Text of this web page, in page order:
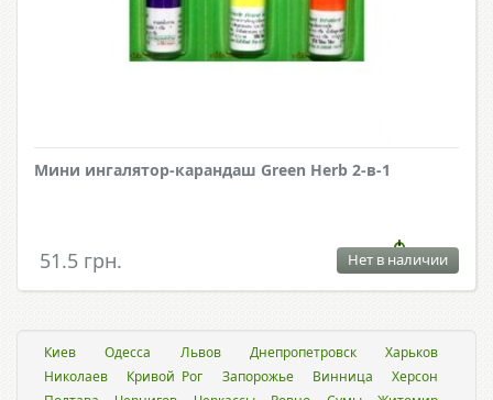
Мини ингалятор-карандаш Green Herb 2-в-1
51.5 грн. Нет в наличии
Киев Одесса Львов Днепропетровск
Харьков
Николаев
Кривой Рог Запорожье Винница
Херсон